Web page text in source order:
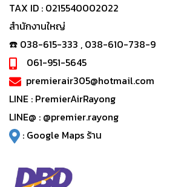
TAX ID : 0215540002022
สำนักงานใหญ่
☎️ 038-615-333 , 038-610-738-9
061-951-5645
premierair305@hotmail.com
LINE : PremierAirRayong
LINE@ : @premier.rayong
: Google Maps ร้าน